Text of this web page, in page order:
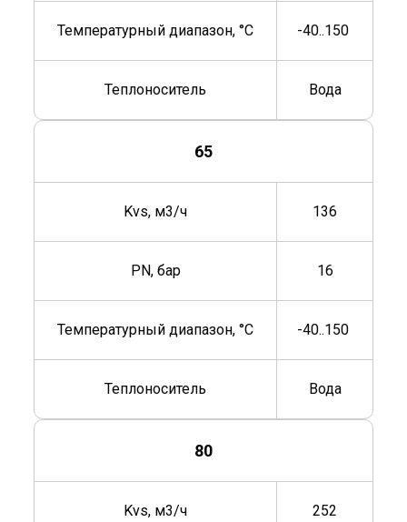
Температурный диапазон, °C -40..150
Теплоноситель Вода
65
Kvs, м3/ч 136
PN, бар 16
Температурный диапазон, °C -40..150
Теплоноситель Вода
80
Kvs, м3/ч 252